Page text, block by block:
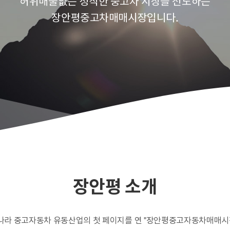
장안평중고차매매시장입니다.
장안평 소개
라 중고자동차 유동산업의 첫 페이지를 연 "장안평중고자동차매매